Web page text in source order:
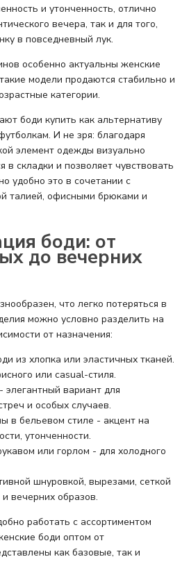
и утонченность, отлично
вечера, так и для того,
в повседневный лук.
особенно актуальны женские
модели продаются стабильно и
категории.
боди купить как альтернативу
И не зря: благодаря
элемент одежды визуально
в складки и позволяет чувствовать
удобно это в сочетании с
талией, офисными брюками и
боди: от
до вечерних
что легко потеряться в
можно условно разделить на
от назначения:
из хлопка или эластичных тканей.
или casual-стиля.
вариант для
и особых случаев.
в бельевом стиле - акцент на
утонченности.
или горлом - для холодного
шнуровкой, вырезами, сеткой
вечерних образов.
работать с ассортиментом
боди оптом от
как базовые, так и